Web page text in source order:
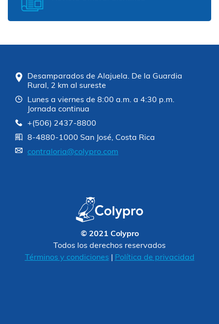
Desamparados de Alajuela. De la Guardia
Rural, 2 km al sureste
Lunes a viernes de 8:00 a.m. a 4:30 p.m.
Jornada continua
+(506) 2437-8800
8-4880-1000 San José, Costa Rica
contraloria@colypro.com
© 2021 Colypro
Todos los derechos reservados
Términos y condiciones
Política de privacidad